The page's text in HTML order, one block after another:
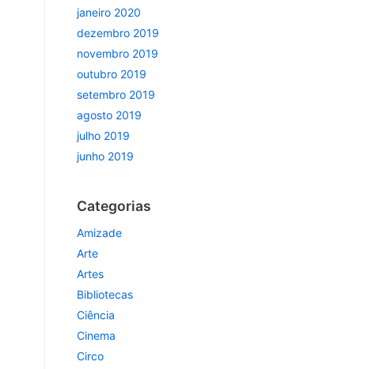
janeiro 2020
dezembro 2019
novembro 2019
outubro 2019
setembro 2019
agosto 2019
julho 2019
junho 2019
Categorias
Amizade
Arte
Artes
Bibliotecas
Ciência
Cinema
Circo